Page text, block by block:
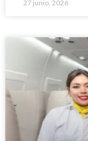
27 junio, 2026